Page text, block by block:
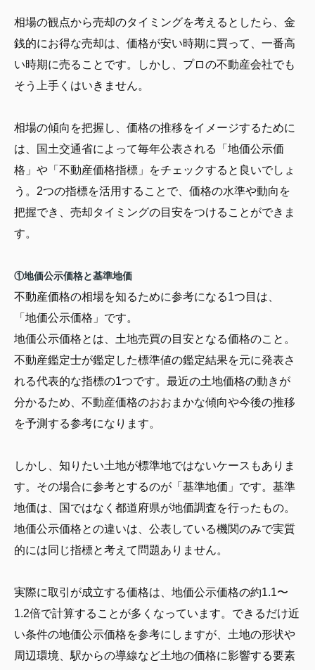
相場の観点から売却のタイミングを考えるとしたら、金
銭的にお得な売却は、価格が安い時期に買って、一番高
い時期に売ることです。しかし、プロの不動産会社でも
そう上手くはいきません。
相場の傾向を把握し、価格の推移をイメージするために
は、国土交通省によって毎年公表される「地価公示価
格」や「不動産価格指標」をチェックすると良いでしょ
う。2つの指標を活用することで、価格の水準や動向を
把握でき、売却タイミングの目安をつけることができま
す。
①地価公示価格と基準地価
不動産価格の相場を知るために参考になる1つ目は、
「地価公示価格」です。
地価公示価格とは、土地売買の目安となる価格のこと。
不動産鑑定士が鑑定した標準値の鑑定結果を元に発表さ
れる代表的な指標の1つです。最近の土地価格の動きが
分かるため、不動産価格のおおまかな傾向や今後の推移
を予測する参考になります。
しかし、知りたい土地が標準地ではないケースもありま
す。その場合に参考とするのが「基準地価」です。基準
地価は、国ではなく都道府県が地価調査を行ったもの。
地価公示価格との違いは、公表している機関のみで実質
的には同じ指標と考えて問題ありません。
実際に取引が成立する価格は、地価公示価格の約1.1〜
1.2倍で計算することが多くなっています。できるだけ近
い条件の地価公示価格を参考にしますが、土地の形状や
周辺環境、駅からの導線など土地の価格に影響する要素